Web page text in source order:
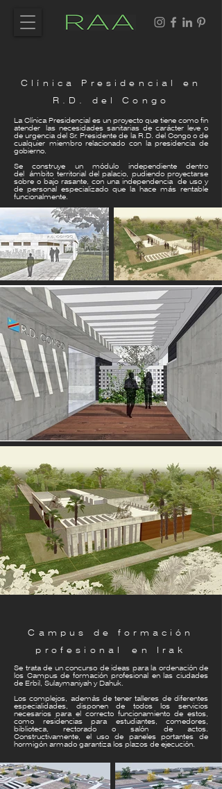
Clínica Presidencial en
R.D. del Congo
La Clínica Presidencial es un proyecto que tiene como fin
atender las necesidades sanitarias de carácter leve o
de urgencia del Sr. Presidente de la R.D. del Congo o de
cualquier miembro relacionado con la presidencia de
gobierno.
Se construye un módulo independiente dentro
delámbito territorial del palacio, pudiendo proyectarse
sobre o bajo rasante, con una independencia de uso y
de personal especializado que la hace más rentable
funcionalmente.
Campus de formación
profesional en Irak
Se trata de un concurso de ideas para la ordenación de
los Campus de formación profesional en las ciudades
de Erbil, Sulaymaniyah y Dahuk.
Los complejos, además de tener talleres de diferentes
especialidades, disponen de todos los servicios
necesarios para el correcto funcionamiento de estos,
como residencias para estudiantes, comedores,
biblioteca, rectorado o salón de actos.
Constructivamente, el uso de paneles portantes de
hormigón armado garantiza los plazos de ejecución.